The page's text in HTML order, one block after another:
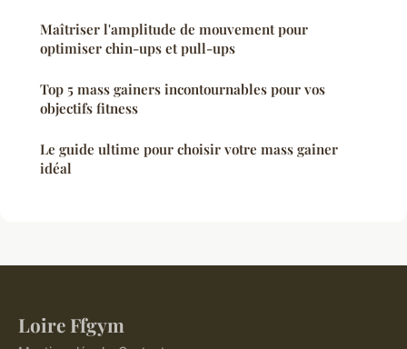
Maîtriser l'amplitude de mouvement pour
optimiser chin-ups et pull-ups
Top 5 mass gainers incontournables pour vos
objectifs fitness
Le guide ultime pour choisir votre mass gainer
idéal
Loire Ffgym